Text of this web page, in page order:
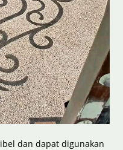
dan dapat digunakan